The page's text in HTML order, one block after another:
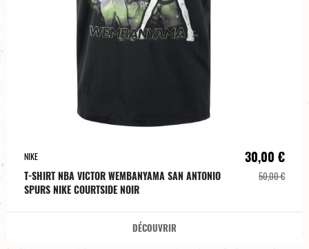
NIKE
T-SHIRT NBA VICTOR WEMBANYAMA SAN ANTONIO
SPURS NIKE COURTSIDE NOIR
30,00 €
50,00 €
DÉCOUVRIR